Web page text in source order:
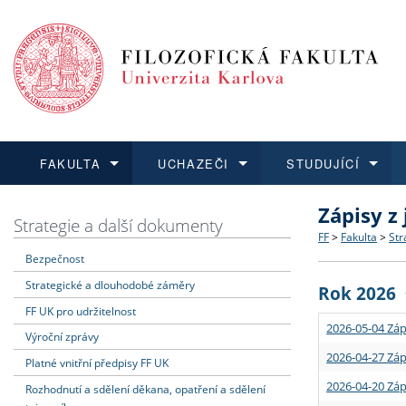
FAKULTA
Dozvědět se více
Struktura
Strategie
Podpora
UCHAZEČI
Podat přihlášku
Co
Učitelské
STUDUJÍCÍ
Dozvědět se více
Rigorózní
Dozvědět se více
O vědě a
Granty a
Dozvědět se více
Aktuální
Strategie a další dokumenty
Bezpečnost
Strategické a dlouhodobé záměry
FF UK pro udržitelnost
Výroční zprávy
Platné vnitřní předpisy FF UK
Rozhodnutí a sdělení děkana, opatření a sdělení
Zápisy
FF > Fakulta >
Rok 2026
2026-05-04
2026-04-27
2026-04-20